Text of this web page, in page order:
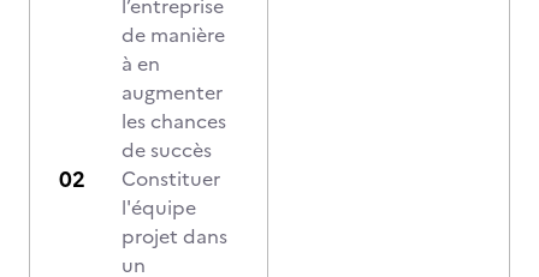
l’entreprise
de manière
à en
augmenter
les chances
de succès
Constituer
l'équipe
projet dans
un